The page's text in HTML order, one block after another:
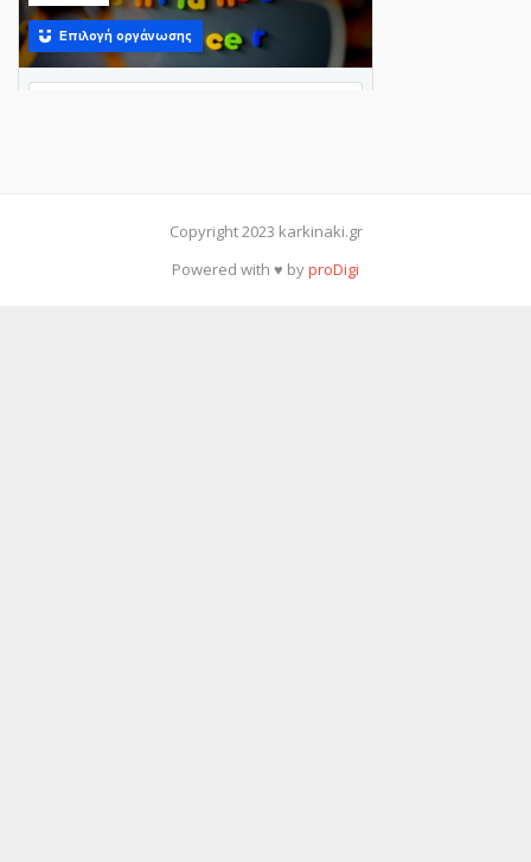
Copyright 2023 karkinaki.gr
Powered with ♥ byproDigi